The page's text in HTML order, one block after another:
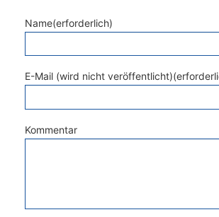
Name(erforderlich)
E-Mail (wird nicht
Kommentar